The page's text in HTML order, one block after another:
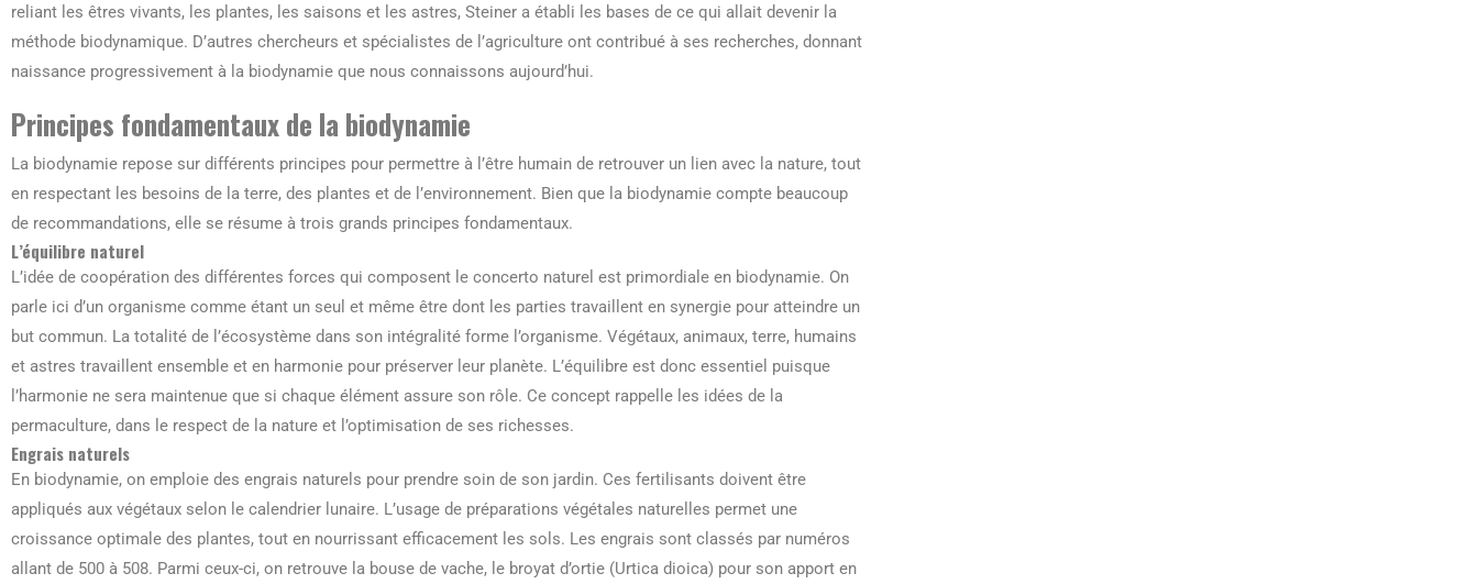
reliant les êtres vivants, les plantes, les saisons et les astres, Steiner a établi les bases de ce qui allait devenir la
méthode biodynamique. D’autres chercheurs et spécialistes de l’agriculture ont contribué à ses recherches, donnant
naissance progressivement à la biodynamie que nous connaissons aujourd’hui.
Principes fondamentaux de la biodynamie
La biodynamie repose sur différents principes pour permettre à l’être humain de retrouver un lien avec la nature, tout
en respectant les besoins de la terre, des plantes et de l’environnement. Bien que la biodynamie compte beaucoup
de recommandations, elle se résume à trois grands principes fondamentaux.
L’équilibre naturel
L’idée de coopération des différentes forces qui composent le concerto naturel est primordiale en biodynamie. On
parle ici d’un organisme comme étant un seul et même être dont les parties travaillent en synergie pour atteindre un
but commun. La totalité de l’écosystème dans son intégralité forme l’organisme. Végétaux, animaux, terre, humains
et astres travaillent ensemble et en harmonie pour préserver leur planète. L’équilibre est donc essentiel puisque
l’harmonie ne sera maintenue que si chaque élément assure son rôle. Ce concept rappelle les idées de la
permaculture, dans le respect de la nature et l’optimisation de ses richesses.
Engrais naturels
En biodynamie, on emploie des engrais naturels pour prendre soin de son jardin. Ces fertilisants doivent être
appliqués aux végétaux selon le calendrier lunaire. L’usage de préparations végétales naturelles permet une
croissance optimale des plantes, tout en nourrissant efficacement les sols. Les engrais sont classés par numéros
allant de 500 à 508. Parmi ceux-ci, on retrouve la bouse de vache, le broyat d’ortie (Urtica dioica) pour son apport en